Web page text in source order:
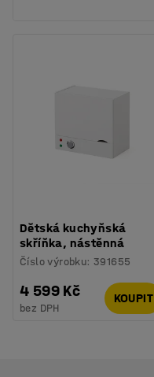
Dětská kuchyňská
skříňka, nástěnná
Číslo výrobku:391655
4 599 Kč
bez DPH
KOUPIT